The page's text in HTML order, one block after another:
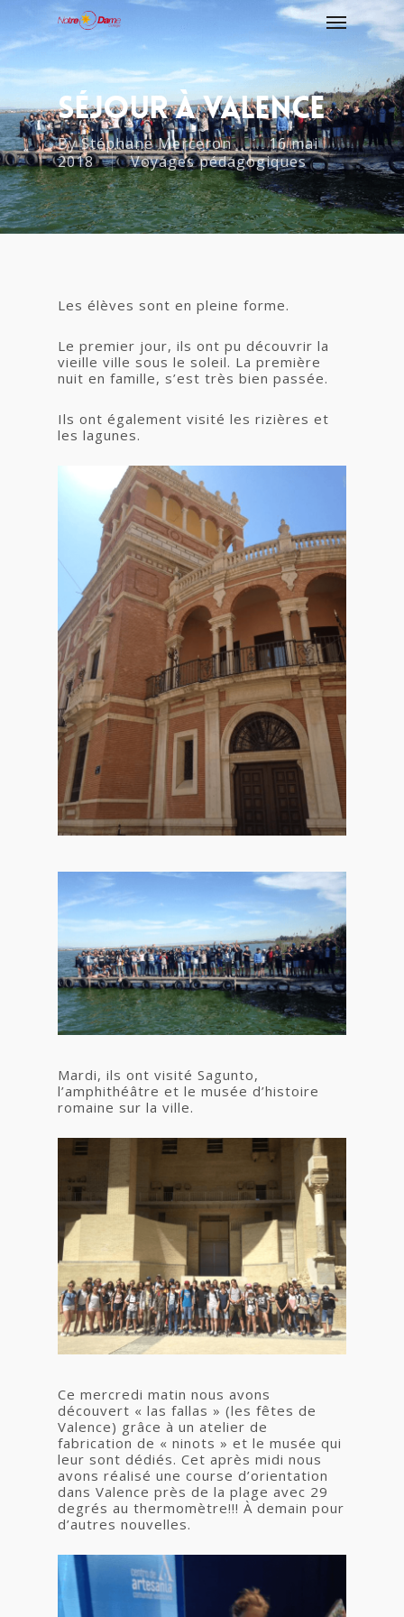
Séjour À Valence
ByStéphane Merceron
16 mai
2018
Voyages pédagogiques
Les élèves sont en pleine forme.
Le premier jour, ils ont pu découvrir la
vieille ville sous le soleil. La première
nuit en famille, s’est très bien passée.
Ils ont également visité les rizières et
les lagunes.
Mardi, ils ont visité Sagunto,
l’amphithéâtre et le musée d’histoire
romaine sur la ville.
Ce mercredi matin nous avons
découvert « las fallas » (les fêtes de
Valence) grâce à un atelier de
fabrication de « ninots » et le musée qui
leur sont dédiés. Cet après midi nous
avons réalisé une course d’orientation
dans Valence près de la plage avec 29
degrés au thermomètre!!! À demain pour
d’autres nouvelles.